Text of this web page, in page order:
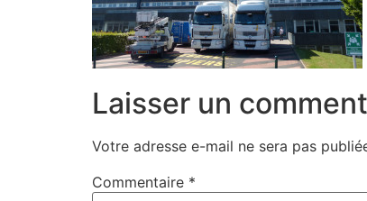
Laisser un
Votre adresse e-mail ne sera pas
Commentaire *